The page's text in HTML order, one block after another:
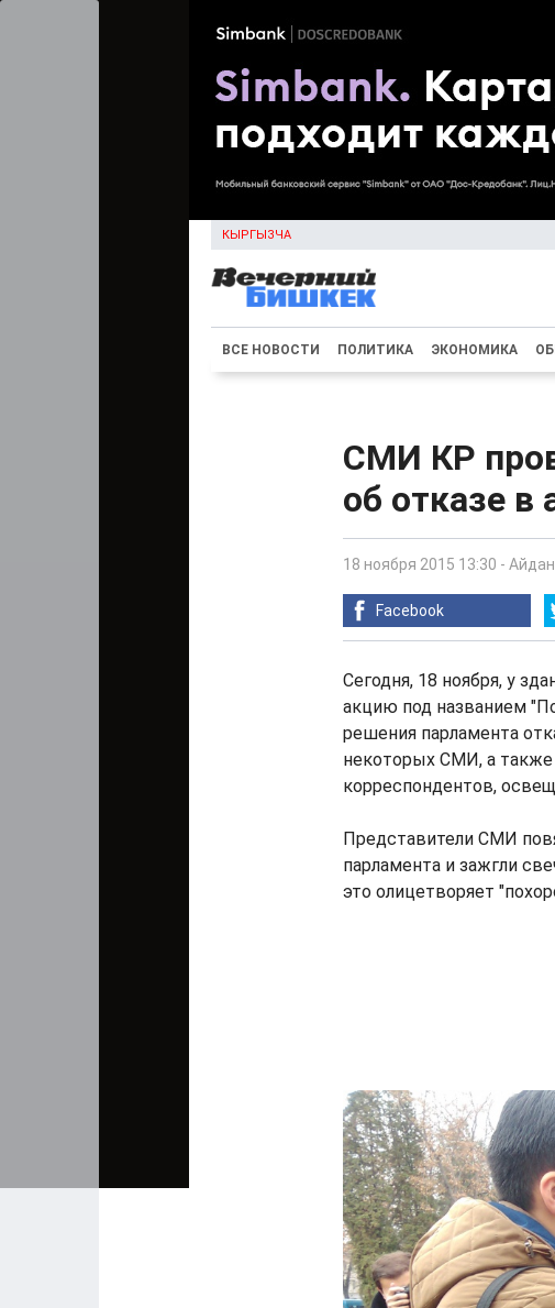
КЫРГЫЗЧА
ВСЕ НОВОСТИ ПОЛИТИКА ЭКОНОМИКА
СМИ КР
об отказе в
18 ноября 2015 13:30 -
Facebook
Сегодня, 18 ноября, у
акцию под названием
решения парламента
некоторых СМИ, а также
корреспондентов,
Представители СМИ
парламента и зажгли
это олицетворяет